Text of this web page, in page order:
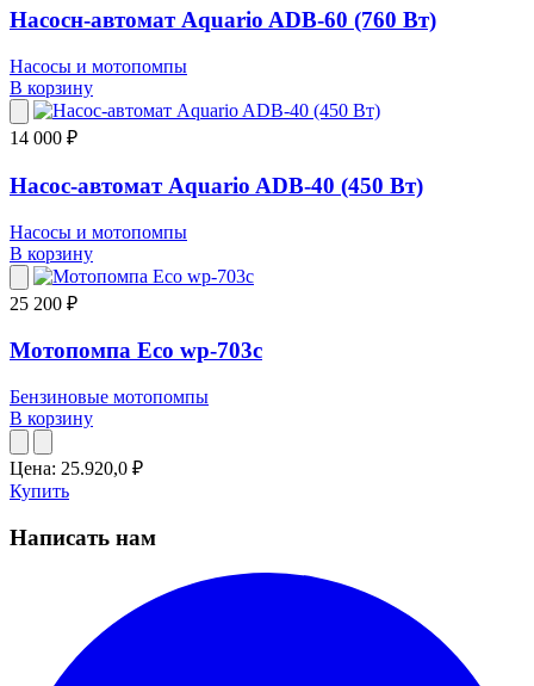
Насосн-автомат Aquario ADB-60 (760 Вт)
Насосы и мотопомпы
В корзину
14 000 ₽
Насос-автомат Aquario ADB-40 (450 Вт)
Насосы и мотопомпы
В корзину
25 200 ₽
Мотопомпа Eco wp-703c
Бензиновые мотопомпы
В корзину
Цена: 25.920,0 ₽
Купить
Написать нам